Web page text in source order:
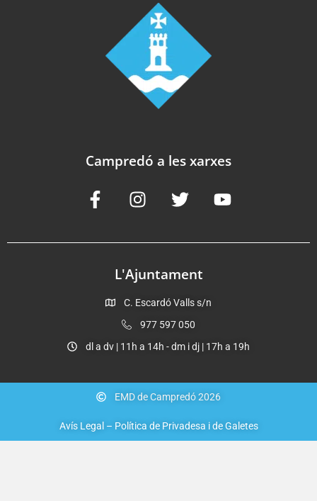
Campredó a les xarxes
L'Ajuntament
C. Escardó Valls s/n
977 597 050
dl a dv | 11h a 14h - dm i dj | 17h a 19h
EMD de Campredó 2026
Avís Legal – Política de Privadesa i de Galetes